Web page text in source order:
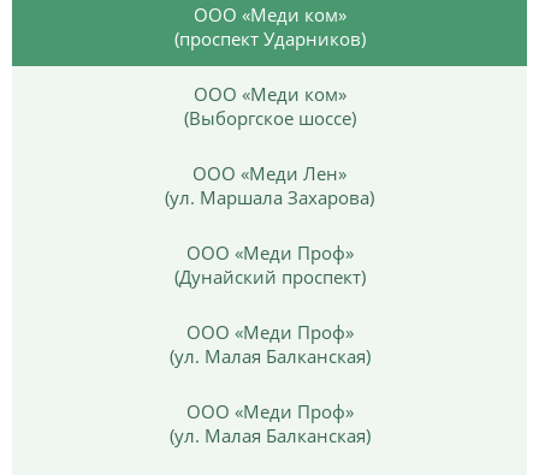
ООО «Меди ком»
(проспект Ударников)
ООО «Меди ком»
(Выборгское шоссе)
ООО «Меди Лен»
(ул. Маршала Захарова)
ООО «Меди Проф»
(Дунайский проспект)
ООО «Меди Проф»
(ул. Малая Балканская)
ООО «Меди Проф»
(ул. Малая Балканская)